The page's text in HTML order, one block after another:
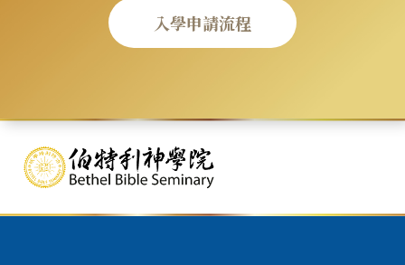
屬靈塑造:蒙福之路
UM/SP(選修)
城市事工或靈命塑造選修目
WR7036
研究報告
入學申請流程